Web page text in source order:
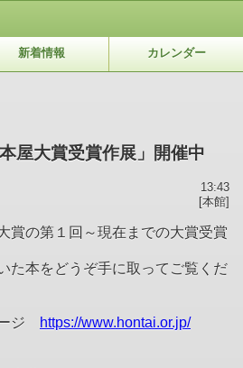
新着情報 カレンダー
屋大賞受賞作展」開催中
13:43
[本館]
賞の第１回～現在までの大賞受賞
た本をどうぞ手に取ってご覧くだ
ジ
https://www.hontai.or.jp/